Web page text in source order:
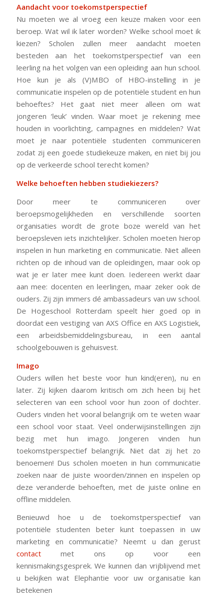
Aandacht voor toekomstperspectief
Nu moeten we al vroeg een keuze maken voor een
beroep. Wat wil ik later worden? Welke school moet ik
kiezen? Scholen zullen meer aandacht moeten
besteden aan het toekomstperspectief van een
leerling na het volgen van een opleiding aan hun school.
Hoe kun je als (V)MBO of HBO-instelling in je
communicatie inspelen op de potentiële student en hun
behoeftes? Het gaat niet meer alleen om wat
jongeren ‘leuk’ vinden. Waar moet je rekening mee
houden in voorlichting, campagnes en middelen? Wat
moet je naar potentiële studenten communiceren
zodat zij een goede studiekeuze maken, en niet bij jou
op de verkeerde school terecht komen?
Welke behoeften hebben studiekiezers?
Door meer te communiceren over
beroepsmogelijkheden en verschillende soorten
organisaties wordt de grote boze wereld van het
beroepsleven iets inzichtelijker. Scholen moeten hierop
inspelen in hun marketing en communicatie. Niet alleen
richten op de inhoud van de opleidingen, maar ook op
wat je er later mee kunt doen. Iedereen werkt daar
aan mee: docenten en leerlingen, maar zeker ook de
ouders. Zij zijn immers dé ambassadeurs van uw school.
De Hogeschool Rotterdam speelt hier goed op in
doordat een vestiging van AXS Office en AXS Logistiek,
een arbeidsbemiddelingsbureau, in een aantal
schoolgebouwen is gehuisvest.
Imago
Ouders willen het beste voor hun kind(eren), nu en
later. Zij kijken daarom kritisch om zich heen bij het
selecteren van een school voor hun zoon of dochter.
Ouders vinden het vooral belangrijk om te weten waar
een school voor staat. Veel onderwijsinstellingen zijn
bezig met hun imago. Jongeren vinden hun
toekomstperspectief belangrijk. Niet dat zij het zo
benoemen! Dus scholen moeten in hun communicatie
zoeken naar de juiste woorden/zinnen en inspelen op
deze veranderde behoeften, met de juiste online en
offline middelen.
Benieuwd hoe u de toekomstperspectief van
potentiële studenten beter kunt toepassen in uw
marketing en communicatie? Neemt u dan gerust
contactmet ons op voor een
kennismakingsgesprek. We kunnen dan vrijblijvend met
u bekijken wat Elephantie voor uw organisatie kan
betekenen